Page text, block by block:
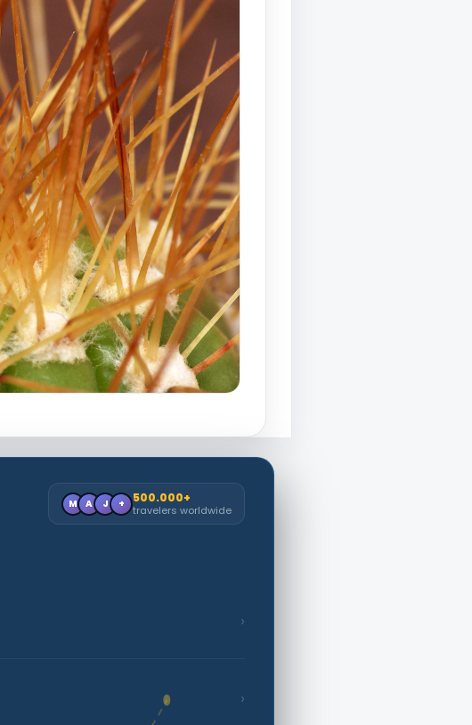
M A J + 500.000+
travelers worldwide
›
›